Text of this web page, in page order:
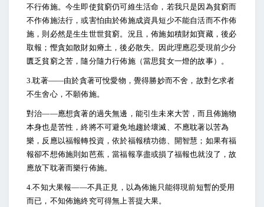
不行佈施。今生即使貧窮仍可維生活命，若我只是因為貧窮而
不作佈施法行，或害怕由於佈施成資具短少不能自活而不作佈
施，則必然是生生世世貧窮。況且，佈施如積財如寶藏，後必
取報；慳貪如散財如瘠土，後必散失。因此理應忍受現前少分
匱乏貧窮之苦，隨分隨力行佈施（當思貧女一燈的故事）。
3.耽著――由於貪著可悅愛物，覺得勝妙而不舍，故對乞求者
不生舍心，不願佈施。
對治――應想貪著的過失無邊，能引生未來大苦，而且佈施物
本身也是苦性，終將不可避免地趨於壞滅、不應耽著以苦為
樂，反應以福報轉投資，依於福報積功德、開智慧；如果有福
報卻不想佈施則如芭蕉，當福報享盡或損了福報也就沒了，故
應放下耽著而樂行佈施。
4.不知大果報――不具正見，以為佈施只能得現前短暫的受用
而已，不知佈施終究可得無上菩提大果。